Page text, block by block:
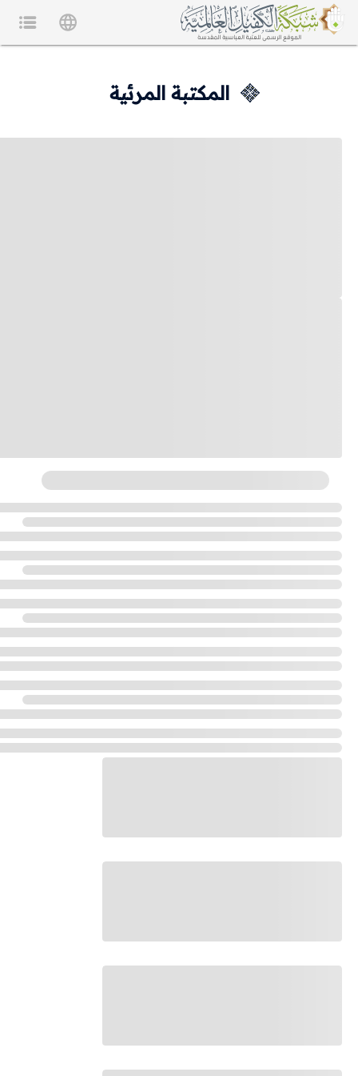
المكتبة المرئية